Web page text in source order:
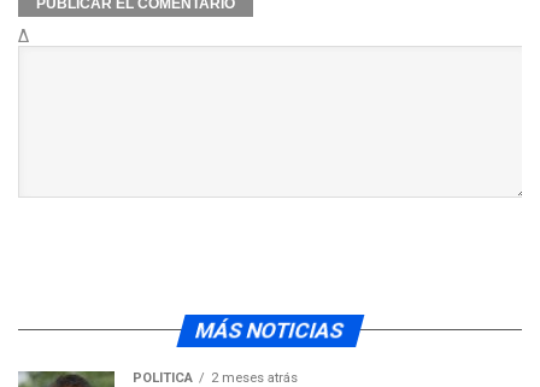
Δ
MÁS NOTICIAS
POLÍTICA 2 meses atrás